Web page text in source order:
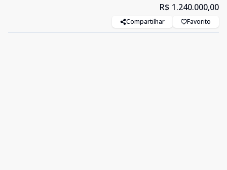
R$ 1.240.000,00
Compartilhar Favorito